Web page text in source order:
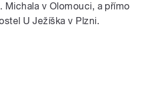
Michala v Olomouci, a přímo
U Ježíška v Plzni.